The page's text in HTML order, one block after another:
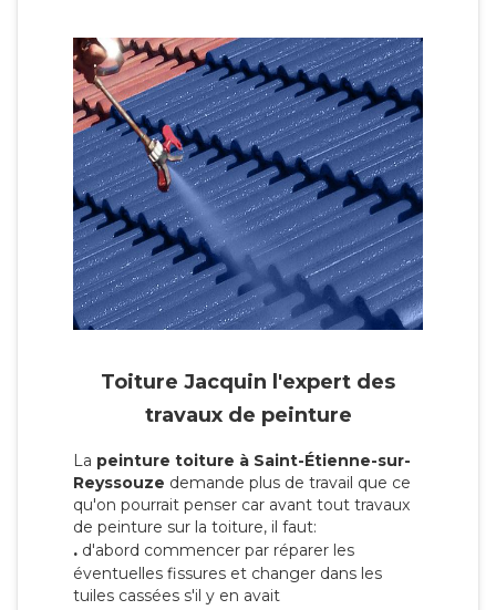
Toiture Jacquin l'expert des
travaux de peinture
La peinture toiture à Saint-Étienne-sur-
Reyssouze demande plus de travail que ce
qu'on pourrait penser car avant tout travaux
de peinture sur la toiture, il faut:
. d'abord commencer par réparer les
éventuelles fissures et changer dans les
tuiles cassées s'il y en avait